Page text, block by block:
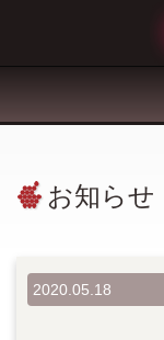
お知らせ
2020.05.18